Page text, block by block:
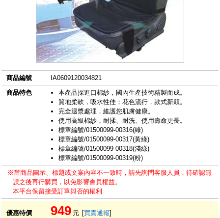
商品編號
IA0609120034821
商品特色
本產品採進口棉紗，國內生產技術精製而成。
質地柔軟，吸水性佳；花色流行，款式新穎。
完全退漿處理，維護您肌膚健康。
使用高級棉紗，耐揉、耐洗、使用壽命更長。
標章編號/01500099-00316(綠)
標章編號/01500099-00317(黃綠)
標章編號/01500099-00318(淺綠)
標章編號/01500099-00319(粉)
※當商品圖示、標題或文案內容不一致時，請先詢問客服人員，待確認無
誤之後再行購買，以免影響會員權益。
本平台保留接受訂單與否的權利
優惠特價 949 元 [買貴通報]